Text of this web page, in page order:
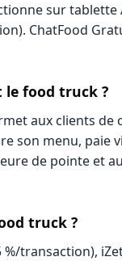
sur tablette
ChatFood
le food truck ?
aux clients
son menu, paie
de pointe et
truck ?
transaction),